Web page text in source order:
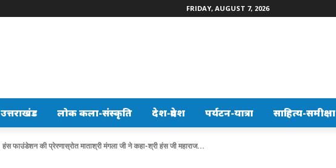
FRIDAY, AUGUST 7, 2026
उत्तराखंड लोक कला-संस्कृति देश-प्रदेश पर्यटन-यात्रा साहित्य-समीक्षा
हंस फाउंडेशन की प्रेरणास्रोत माताश्री मंगला जी ने कहा-श्री हंस जी महाराज...